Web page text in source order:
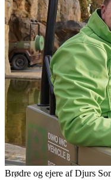
Brødre og ejere af Djurs